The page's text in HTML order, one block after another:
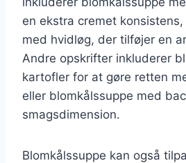
en ekstra cremet
med hvidløg, der tilføjer en
Andre opskrifter inkluderer
kartofler for at gøre retten
eller blomkålssuppe med
smagsdimension.
Blomkålssuppe kan også